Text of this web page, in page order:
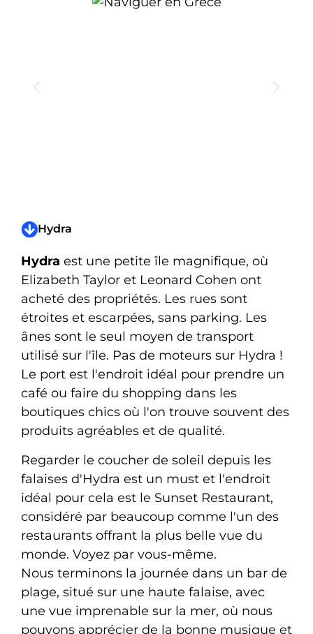
Hydra
Hydra est une petite île magnifique, où
Elizabeth Taylor et Leonard Cohen ont
acheté des propriétés. Les rues sont
étroites et escarpées, sans parking. Les
ânes sont le seul moyen de transport
utilisé sur l'île. Pas de moteurs sur Hydra !
Le port est l'endroit idéal pour prendre un
café ou faire du shopping dans les
boutiques chics où l'on trouve souvent des
produits agréables et de qualité.
Regarder le coucher de soleil depuis les
falaises d'Hydra est un must et l'endroit
idéal pour cela est le Sunset Restaurant,
considéré par beaucoup comme l'un des
restaurants offrant la plus belle vue du
monde. Voyez par vous-même.
Nous terminons la journée dans un bar de
plage, situé sur une haute falaise, avec
une vue imprenable sur la mer, où nous
pouvons apprécier de la bonne musique et